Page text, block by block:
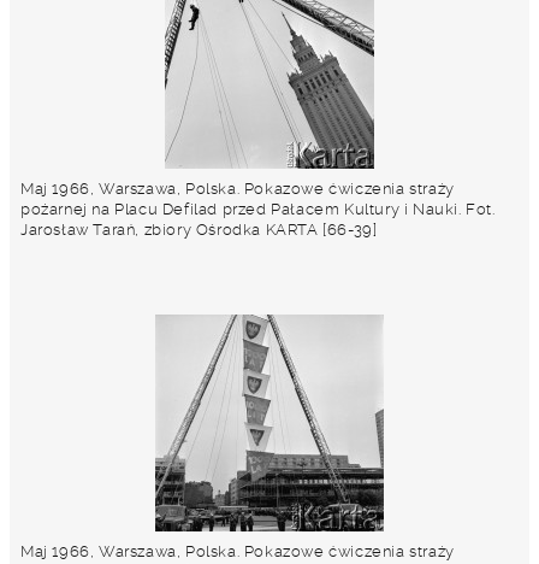
Maj 1966, Warszawa, Polska. Pokazowe ćwiczenia straży
pożarnej na Placu Defilad przed Pałacem Kultury i Nauki. Fot.
Jarosław Tarań, zbiory Ośrodka KARTA [66-39]
Maj 1966, Warszawa, Polska. Pokazowe ćwiczenia straży